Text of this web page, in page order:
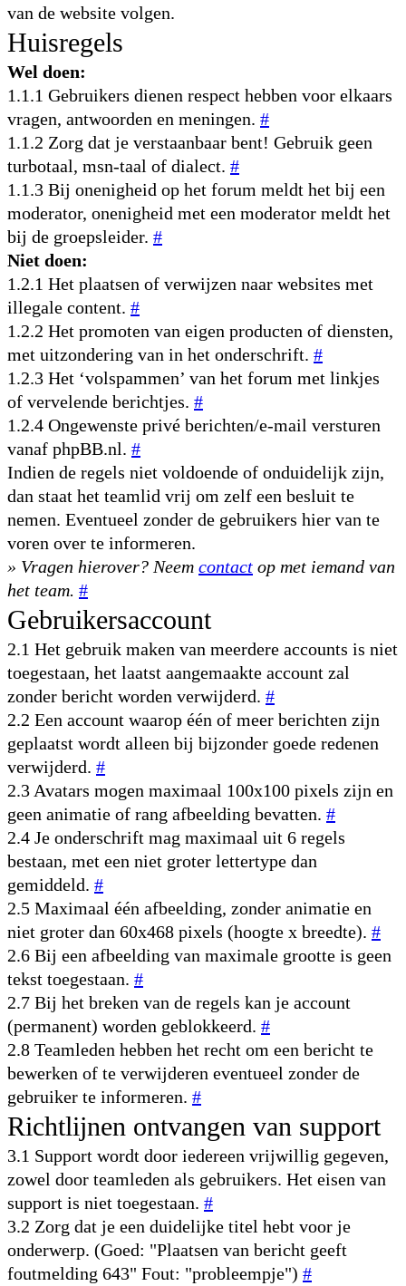
van de website volgen.
Huisregels
Wel doen:
1.1.1 Gebruikers dienen respect hebben voor elkaars
vragen, antwoorden en meningen. #
1.1.2 Zorg dat je verstaanbaar bent! Gebruik geen
turbotaal, msn-taal of dialect. #
1.1.3 Bij onenigheid op het forum meldt het bij een
moderator, onenigheid met een moderator meldt het
bij de groepsleider. #
Niet doen:
1.2.1 Het plaatsen of verwijzen naar websites met
illegale content. #
1.2.2 Het promoten van eigen producten of diensten,
met uitzondering van in het onderschrift. #
1.2.3 Het ‘volspammen’ van het forum met linkjes
of vervelende berichtjes. #
1.2.4 Ongewenste privé berichten/e-mail versturen
vanaf phpBB.nl. #
Indien de regels niet voldoende of onduidelijk zijn,
dan staat het teamlid vrij om zelf een besluit te
nemen. Eventueel zonder de gebruikers hier van te
voren over te informeren.
» Vragen hierover? Neem contact op met iemand van
het team. #
Gebruikersaccount
2.1 Het gebruik maken van meerdere accounts is niet
toegestaan, het laatst aangemaakte account zal
zonder bericht worden verwijderd. #
2.2 Een account waarop één of meer berichten zijn
geplaatst wordt alleen bij bijzonder goede redenen
verwijderd. #
2.3 Avatars mogen maximaal 100x100 pixels zijn en
geen animatie of rang afbeelding bevatten. #
2.4 Je onderschrift mag maximaal uit 6 regels
bestaan, met een niet groter lettertype dan
gemiddeld. #
2.5 Maximaal één afbeelding, zonder animatie en
niet groter dan 60x468 pixels (hoogte x breedte). #
2.6 Bij een afbeelding van maximale grootte is geen
tekst toegestaan. #
2.7 Bij het breken van de regels kan je account
(permanent) worden geblokkeerd. #
2.8 Teamleden hebben het recht om een bericht te
bewerken of te verwijderen eventueel zonder de
gebruiker te informeren. #
Richtlijnen ontvangen van support
3.1 Support wordt door iedereen vrijwillig gegeven,
zowel door teamleden als gebruikers. Het eisen van
support is niet toegestaan. #
3.2 Zorg dat je een duidelijke titel hebt voor je
onderwerp. (Goed: "Plaatsen van bericht geeft
foutmelding 643" Fout: "probleempje") #